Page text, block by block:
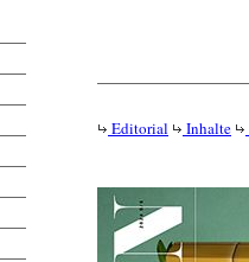
Editorial Inhalte